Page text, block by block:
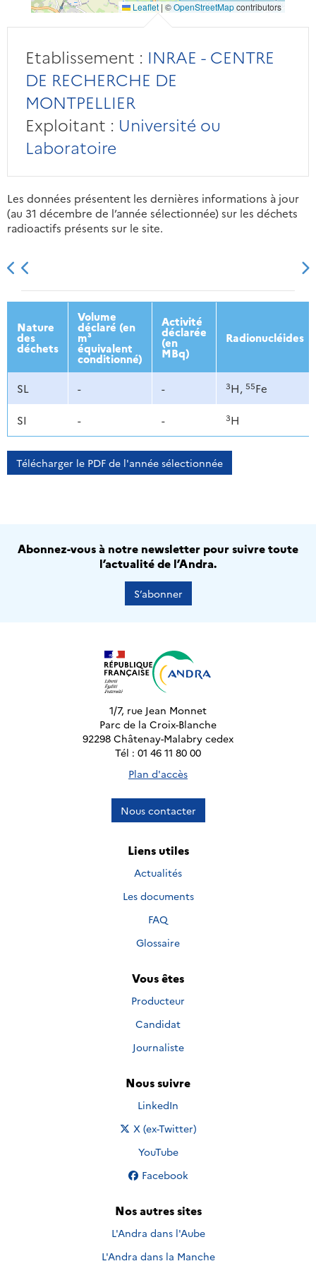
Leaflet|©OpenStreetMapcontributors
Etablissement : INRAE - CENTRE
DE RECHERCHE DE
MONTPELLIER
Exploitant : Université ou
Laboratoire
Les données présentent les dernières informations à jour
(au 31 décembre de l’année sélectionnée) sur les déchets
radioactifs présents sur le site.
2013 2014 2015 2016
Nature
des
déchets
Volume
déclaré (en
m³
équivalent
conditionné)
Activité
déclarée
(en
MBq)
Radionucléides
SL - - 3H, 55Fe
SI - - 3H
Télécharger le PDF de l'année sélectionnée
Abonnez-vous à notre newsletter pour suivre toute
l’actualité de l’Andra.
S’abonner
1/7, rue Jean Monnet
Parc de la Croix-Blanche
92298 Châtenay-Malabry cedex
Tél : 01 46 11 80 00
Plan d'accès
Nous contacter
Liens utiles
Actualités
Les documents
FAQ
Glossaire
Vous êtes
Producteur
Candidat
Journaliste
Nous suivre
Nous suivre sur
LinkedIn
Nous suivre sur
X (ex-Twitter)
Nous suivre sur
YouTube
Nous suivre sur
Facebook
Nos autres sites
L'Andra dans l'Aube
L'Andra dans la Manche